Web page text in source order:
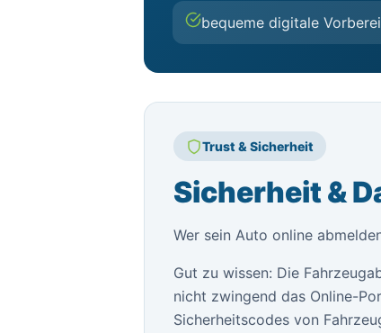
bequeme digitale
Trust & Sicherheit
Sicherheit &
Wer sein Auto online
Gut zu wissen: Die
nicht zwingend das Online-
Sicherheitscodes von